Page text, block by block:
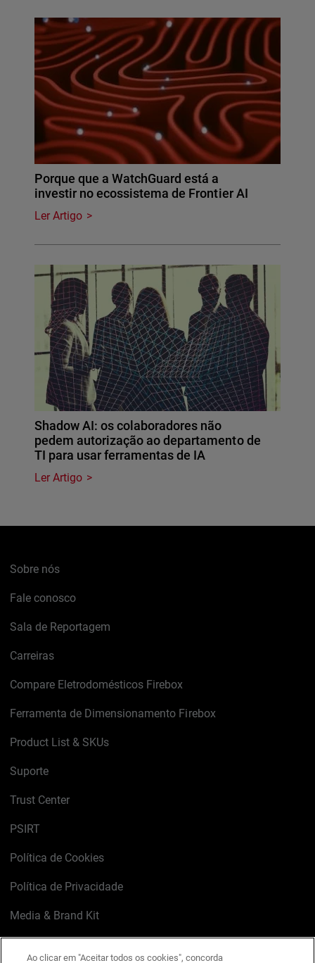
Porque que a WatchGuard está a
investir no ecossistema de Frontier AI
Ler Artigo
Shadow AI: os colaboradores não
pedem autorização ao departamento de
TI para usar ferramentas de IA
Ler Artigo
Sobre nós
Fale conosco
Sala de Reportagem
Carreiras
Compare Eletrodomésticos Firebox
Ferramenta de Dimensionamento Firebox
Product List & SKUs
Suporte
Trust Center
PSIRT
Política de Cookies
Política de Privacidade
Media & Brand Kit
Ao clicar em "Aceitar todos os cookies", concorda